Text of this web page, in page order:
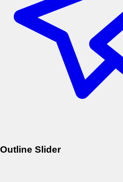
Outline Slider